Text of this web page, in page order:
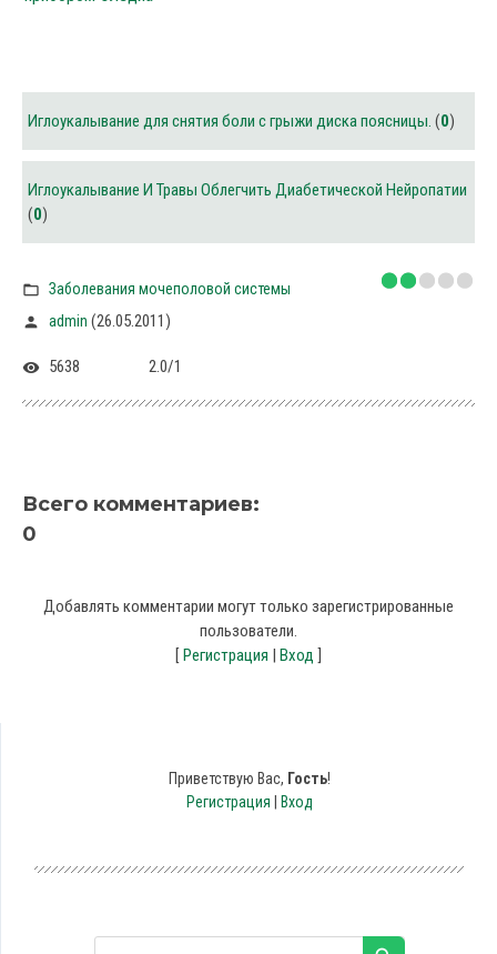
Иглоукалывание для снятия боли с грыжи диска поясницы. (0)
Иглоукалывание И Травы Облегчить Диабетической Нейропатии
(0)
Заболевания мочеполовой системы
admin (26.05.2011)
5638 2.0/1
Всего комментариев:
0
Добавлять комментарии могут только зарегистрированные
пользователи.
[Регистрация | Вход ]
Приветствую Вас, Гость!
Регистрация
Вход